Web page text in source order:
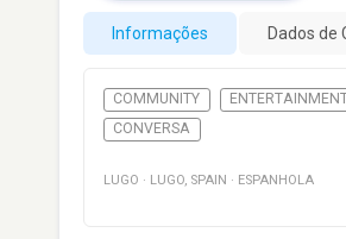
Informações Dados de
COMMUNITY
CONVERSA
LUGO · LUGO, SPAIN · ESPANHOLA